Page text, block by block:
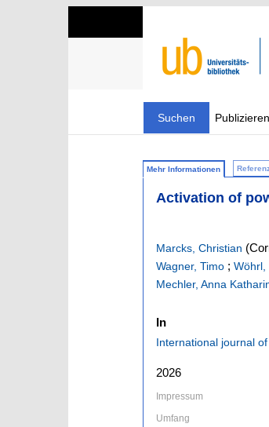
Suchen
Mehr Informationen
Activation of
Marcks, Christian
Wagner, Timo ; Wöhrl,
Mechler, Anna
In
International journal
2026
Impressum
Umfang